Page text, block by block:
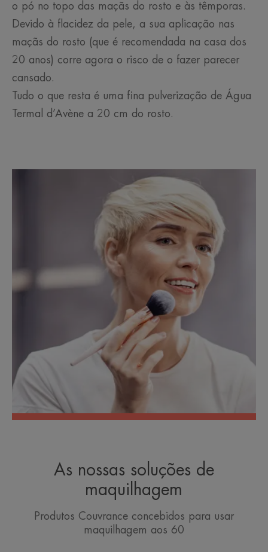
o pó no topo das maçãs do rosto e às têmporas.
Devido à flacidez da pele, a sua aplicação nas
maçãs do rosto (que é recomendada na casa dos
20 anos) corre agora o risco de o fazer parecer
cansado.
Tudo o que resta é uma fina pulverização de Água
Termal d’Avène a 20 cm do rosto.
As nossas soluções de
maquilhagem
Produtos Couvrance concebidos para usar
maquilhagem aos 60